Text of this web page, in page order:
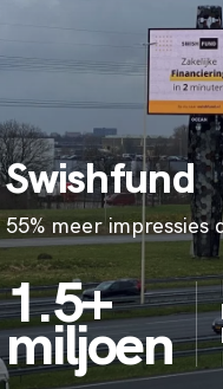
Swishfund
55% meer impressies
1.5+
miljoen